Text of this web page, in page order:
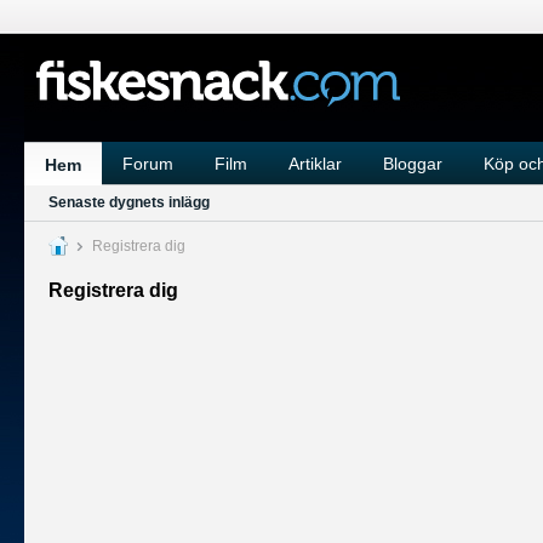
Hem Forum Film Artiklar Bloggar Köp
Senaste dygnets inlägg
Registrera dig
Registrera dig